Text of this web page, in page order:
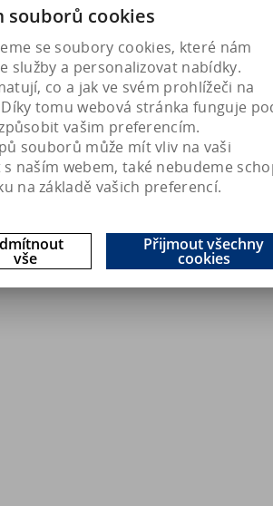
souborů cookies
se soubory cookies, které nám
služby a personalizovat nabídky.
co a jak ve svém prohlížeči na
tomu webová stránka funguje
vašim preferencím.
souborů může mít vliv na vaši
naším webem, také nebudeme
na základě vašich preferencí.
vše
Přijmout všechny
cookies